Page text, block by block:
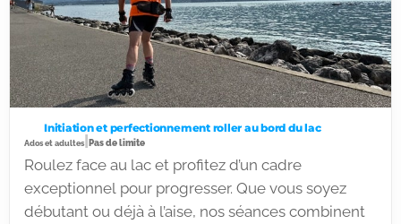
Initiation et perfectionnement roller au bord du lac
Ados et adultes| Pas de limite
Roulez face au lac et profitez d’un cadre
exceptionnel pour progresser. Que vous soyez
débutant ou déjà à l’aise, nos séances combinent